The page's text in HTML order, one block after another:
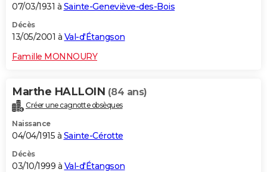
07/03/1931 à Sainte-Geneviève-des-Bois
Décès
13/05/2001 à Val-d'Étangson
Famille MONNOURY
Marthe HALLOIN (84 ans)
Créer une cagnotte obsèques
Naissance
04/04/1915 à Sainte-Cérotte
Décès
03/10/1999 à Val-d'Étangson